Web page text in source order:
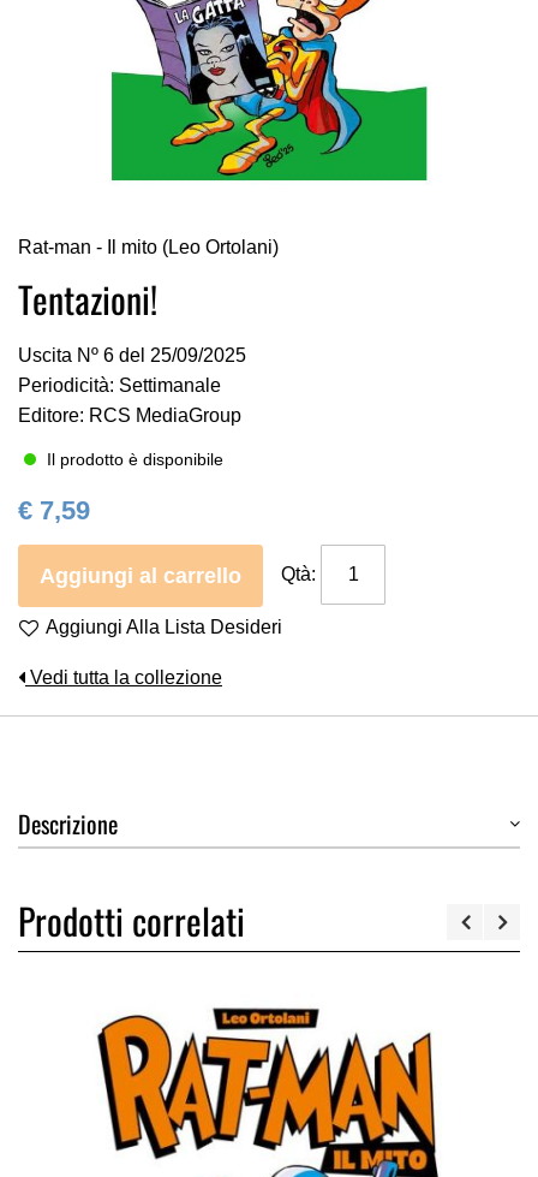
all'inizio
della
galleria
immagini
Rat-man - Il mito (Leo Ortolani)
Tentazioni!
Uscita Nº 6 del 25/09/2025
Periodicità: Settimanale
Editore: RCS MediaGroup
Il prodotto è disponibile
€ 7,59
Aggiungi al carrello Qtà:
Aggiungi Alla Lista Desideri
Vedi tutta la collezione
Descrizione
Prodotti correlati